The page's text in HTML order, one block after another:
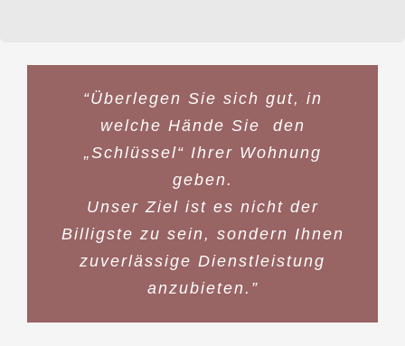
“Überlegen Sie sich gut, in
welche Hände Sie den
„Schlüssel“ Ihrer Wohnung
geben.
Unser Ziel ist es nicht der
Billigste zu sein, sondern Ihnen
zuverlässige Dienstleistung
anzubieten.”